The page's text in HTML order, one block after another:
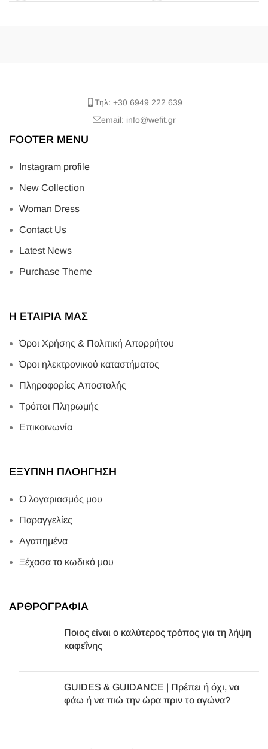
Τηλ: +30 6949 222 639
email: info@wefit.gr
FOOTER MENU
Instagram profile
New Collection
Woman Dress
Contact Us
Latest News
Purchase Theme
Η ΕΤΑΙΡΙΑ ΜΑΣ
Όροι Χρήσης & Πολιτική Απορρήτου
Όροι ηλεκτρονικού καταστήματος
Πληροφορίες Αποστολής
Τρόποι Πληρωμής
Επικοινωνία
ΕΞΥΠΝΗ ΠΛΟΗΓΗΣΗ
Ο λογαριασμός μου
Παραγγελίες
Αγαπημένα
Ξέχασα το κωδικό μου
ΑΡΘΡΟΓΡΑΦΙΑ
Ποιος είναι ο καλύτερος τρόπος για τη λήψη
καφεΐνης
GUIDES & GUIDANCE | Πρέπει ή όχι, να
φάω ή να πιώ την ώρα πριν το αγώνα?